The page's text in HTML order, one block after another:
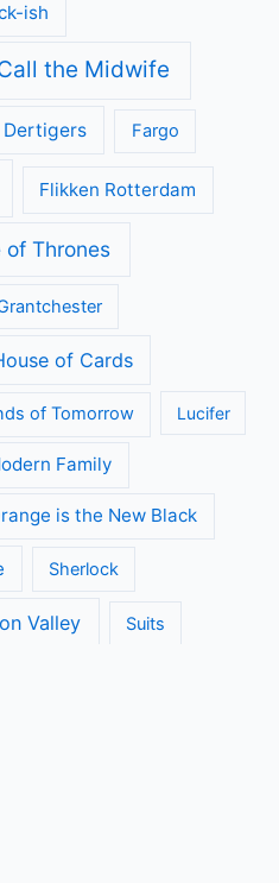
ish
the Midwife
Dertigers Fargo
Flikken Rotterdam
of Thrones
of Cards
of Tomorrow Lucifer
Family
is the New Black
Sherlock
Valley Suits